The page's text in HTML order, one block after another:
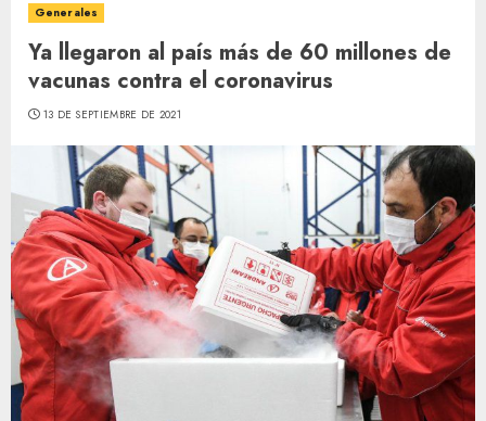
Generales
Ya llegaron al país más de 60 millones de
vacunas contra el coronavirus
13 DE SEPTIEMBRE DE 2021